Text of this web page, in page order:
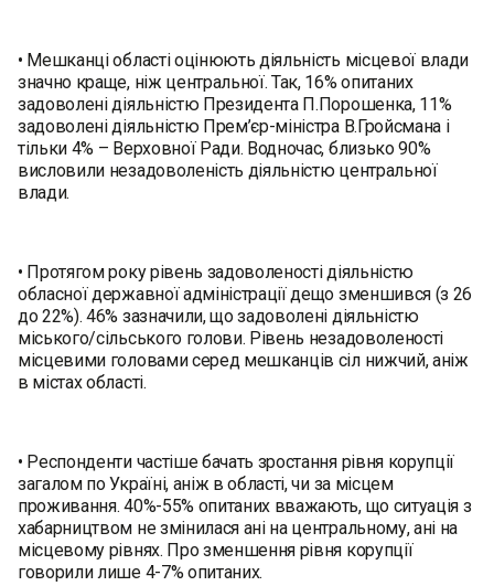
• Мешканці області оцінюють діяльність місцевої влади
значно краще, ніж центральної. Так, 16% опитаних
задоволені діяльністю Президента П.Порошенка, 11%
задоволені діяльністю Прем’єр-міністра В.Гройсмана і
тільки 4% – Верховної Ради. Водночас, близько 90%
висловили незадоволеність діяльністю центральної
влади.
• Протягом року рівень задоволеності діяльністю
обласної державної адміністрації дещо зменшився (з 26
до 22%). 46% зазначили, що задоволені діяльністю
міського/сільського голови. Рівень незадоволеності
місцевими головами серед мешканців сіл нижчий, аніж
в містах області.
• Респонденти частіше бачать зростання рівня корупції
загалом по Україні, аніж в області, чи за місцем
проживання. 40%-55% опитаних вважають, що ситуація з
хабарництвом не змінилася ані на центральному, ані на
місцевому рівнях. Про зменшення рівня корупції
говорили лише 4-7% опитаних.